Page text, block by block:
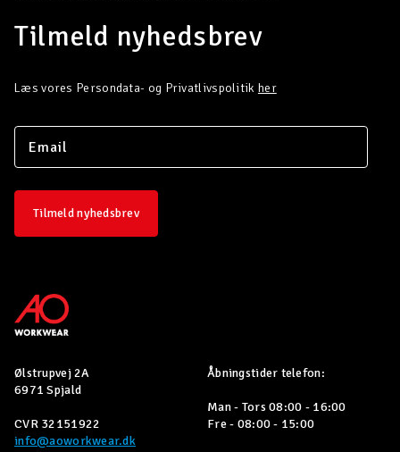
Tilmeld nyhedsbrev
Læs vores Persondata- og Privatlivspolitik her
Tilmeld nyhedsbrev
Ølstrupvej 2A
6971 Spjald
CVR 32151922
info@aoworkwear.dk
Åbningstider telefon:
Man - Tors 08:00 - 16:00
Fre - 08:00 - 15:00